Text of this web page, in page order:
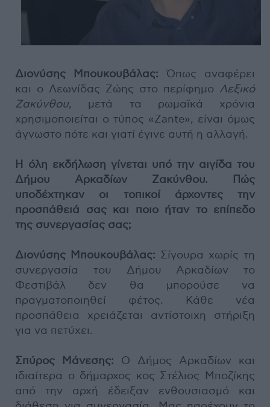
Διονύσης Μπουκουβάλας: Όπως αναφέρει
και ο Λεωνίδας Ζώης στο περίφημο Λεξικό
Ζακύνθου, μετά τα ρωμαϊκά χρόνια
χρησιμοποιείται ο τύπος «Zante», είναι όμως
άγνωστο πότε και γιατί έγινε αυτή η αλλαγή.
Η όλη εκδήλωση γίνεται υπό την αιγίδα του
Δήμου Αρκαδίων Ζακύνθου. Πώς
υποδέχτηκαν οι τοπικοί άρχοντες την
προσπάθειά σας και ποιο ήταν το επίπεδο
της συνεργασίας σας;
Διονύσης Μπουκουβάλας: Σίγουρα χωρίς τη
συνεργασία του Δήμου Αρκαδίων το
Φεστιβάλ δεν θα μπορούσε να
πραγματοποιηθεί φέτος. Κάθε νέα
προσπάθεια χρειάζεται αντίστοιχη στήριξη
για να πετύχει.
Σπύρος Μάνεσης: Ο Δήμος Αρκαδίων και
ιδιαίτερα ο δήμαρχος κος Στέλιος Μποζίκης
από την αρχή έδειξαν ενθουσιασμό και